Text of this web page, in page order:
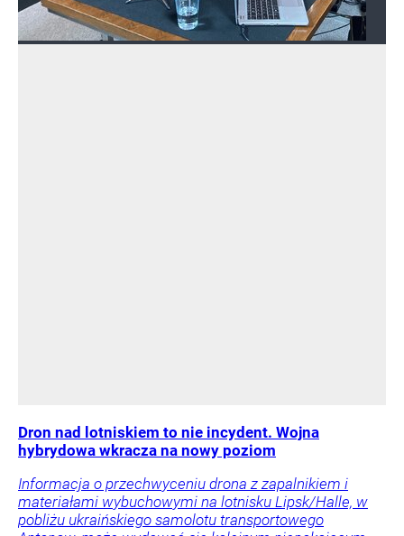
Dron nad lotniskiem to nie incydent. Wojna
hybrydowa wkracza na nowy poziom
Informacja o przechwyceniu drona z zapalnikiem i
materiałami wybuchowymi na lotnisku Lipsk/Halle, w
pobliżu ukraińskiego samolotu transportowego